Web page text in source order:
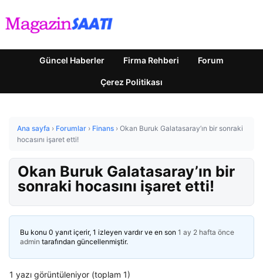
Güncel Haberler Firma Rehberi Forum
Çerez Politikası
Ana sayfa › Forumlar › Finans › Okan Buruk Galatasaray’ın bir sonraki
hocasını işaret etti!
Okan Buruk Galatasaray’ın bir
sonraki hocasını işaret etti!
Bu konu 0 yanıt içerir, 1 izleyen vardır ve en son 1 ay 2 hafta önce
admin tarafından güncellenmiştir.
1 yazı görüntüleniyor (toplam 1)